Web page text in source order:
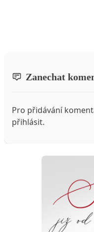
Zanechat
Pro přidávání
přihlásit.